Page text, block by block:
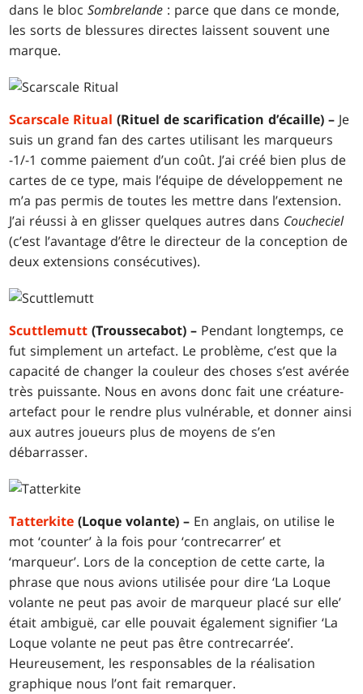
dans le blocSombrelande : parce que dans ce monde,
les sorts de blessures directes laissent souvent une
marque.
Scarscale Ritual (Rituel de scarification d’écaille) – Je
suis un grand fan des cartes utilisant les marqueurs
-1/-1 comme paiement d’un coût. J’ai créé bien plus de
cartes de ce type, mais l’équipe de développement ne
m’a pas permis de toutes les mettre dans l’extension.
J’ai réussi à en glisser quelques autres dans Coucheciel
(c’est l’avantage d’être le directeur de la conception de
deux extensions consécutives).
Scuttlemutt (Troussecabot) – Pendant longtemps, ce
fut simplement un artefact. Le problème, c’est que la
capacité de changer la couleur des choses s’est avérée
très puissante. Nous en avons donc fait une créature-
artefact pour le rendre plus vulnérable, et donner ainsi
aux autres joueurs plus de moyens de s’en
débarrasser.
Tatterkite (Loque volante) – En anglais, on utilise le
mot ‘counter’ à la fois pour ‘contrecarrer’ et
‘marqueur’. Lors de la conception de cette carte, la
phrase que nous avions utilisée pour dire ‘La Loque
volante ne peut pas avoir de marqueur placé sur elle’
était ambiguë, car elle pouvait également signifier ‘La
Loque volante ne peut pas être contrecarrée’.
Heureusement, les responsables de la réalisation
graphique nous l’ont fait remarquer.